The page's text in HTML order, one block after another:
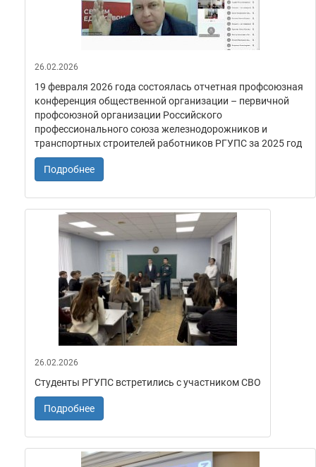
26.02.2026
19 февраля 2026 года состоялась отчетная профсоюзная
конференция общественной организации – первичной
профсоюзной организации Российского
профессионального союза железнодорожников и
транспортных строителей работников РГУПС за 2025 год
Подробнее
26.02.2026
Студенты РГУПС встретились с участником СВО
Подробнее